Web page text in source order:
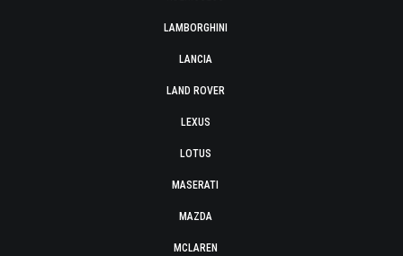
LAMBORGHINI
LANCIA
LAND ROVER
LEXUS
LOTUS
MASERATI
MAZDA
MCLAREN